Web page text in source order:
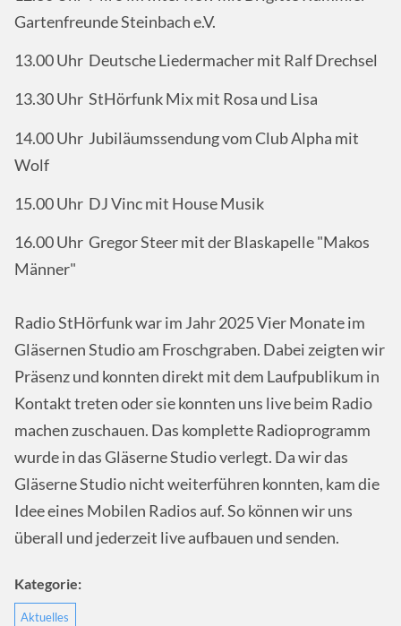
Gartenfreunde Steinbach e.V.
13.00 Uhr Deutsche Liedermacher mit Ralf Drechsel
13.30 Uhr StHörfunk Mix mit Rosa und Lisa
14.00 Uhr Jubiläumssendung vom Club Alpha mit
Wolf
15.00 Uhr DJ Vinc mit House Musik
16.00 Uhr Gregor Steer mit der Blaskapelle "Makos
Männer"
Radio StHörfunk war im Jahr 2025 Vier Monate im
Gläsernen Studio am Froschgraben. Dabei zeigten wir
Präsenz und konnten direkt mit dem Laufpublikum in
Kontakt treten oder sie konnten uns live beim Radio
machen zuschauen. Das komplette Radioprogramm
wurde in das Gläserne Studio verlegt. Da wir das
Gläserne Studio nicht weiterführen konnten, kam die
Idee eines Mobilen Radios auf. So können wir uns
überall und jederzeit live aufbauen und senden.
Kategorie:
Aktuelles